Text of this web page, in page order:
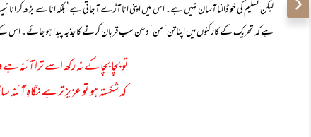
لیکن تسلیم کی خو ڈالنا آسان نہیں ہے۔ اس میں اپنی انا آڑے آ جاتی ہے‘ بلکہ انا سے بڑھ کر
ہے کہ تحریک کے کارکنوں میں اپنا تن‘ من‘ دھن سب قربان کرنے کا جذبہ پیدا ہو جائے۔ اس
تو بچا بچا کے نہ رکھ اسے ترا آئنہ ہے
کہ شکستہ ہو تو عزیز تر ہے نگاہِ آئنہ